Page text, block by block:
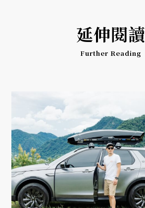
延伸閱讀
Further Reading